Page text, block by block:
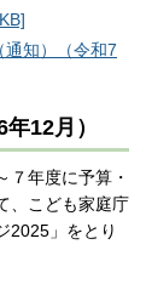
通知）（令和7
12月）
７年度に予算・
、こども家庭庁
2025」をとり